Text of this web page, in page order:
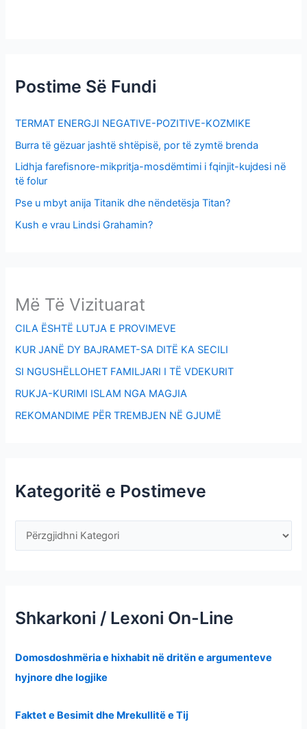
Postime Së Fundi
TERMAT ENERGJI NEGATIVE-POZITIVE-KOZMIKE
Burra të gëzuar jashtë shtëpisë, por të zymtë brenda
Lidhja farefisnore-mikpritja-mosdëmtimi i fqinjit-kujdesi në
të folur
Pse u mbyt anija Titanik dhe nëndetësja Titan?
Kush e vrau Lindsi Grahamin?
Më Të Vizituarat
CILA ËSHTË LUTJA E PROVIMEVE
KUR JANË DY BAJRAMET-SA DITË KA SECILI
SI NGUSHËLLOHET FAMILJARI I TË VDEKURIT
RUKJA-KURIMI ISLAM NGA MAGJIA
REKOMANDIME PËR TREMBJEN NË GJUMË
Kategoritë e Postimeve
Shkarkoni / Lexoni On-Line
Domosdoshmëria e hixhabit në dritën e argumenteve
hyjnore dhe logjike
Faktet e Besimit dhe Mrekullitë e Tij